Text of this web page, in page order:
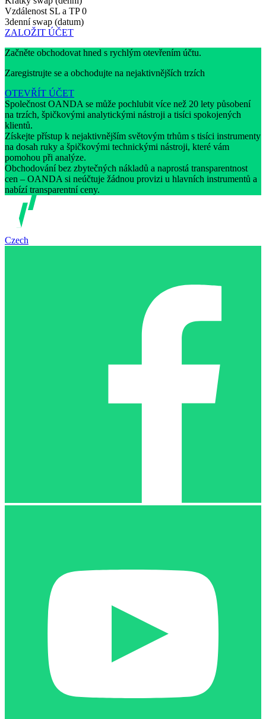
Vzdálenost SL a TP 0
3denní swap (datum)
ZALOŽIT ÚČET
Začněte obchodovat hned s rychlým otevřením účtu.
Zaregistrujte se a obchodujte na nejaktivnějších trzích
OTEVŘÍT ÚČET
Společnost OANDA se může pochlubit více než 20 lety působení
na trzích, špičkovými analytickými nástroji a tisíci spokojených
klientů.
Získejte přístup k nejaktivnějším světovým trhům s tisíci instrumenty
na dosah ruky a špičkovými technickými nástroji, které vám
pomohou při analýze.
Obchodování bez zbytečných nákladů a naprostá transparentnost
cen – OANDA si neúčtuje žádnou provizi u hlavních instrumentů a
nabízí transparentní ceny.
Czech